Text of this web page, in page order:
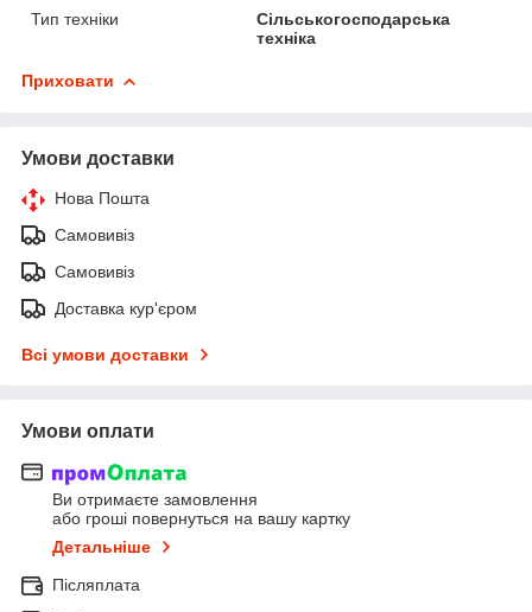
Тип техніки
Сільськогосподарська
техніка
Приховати
Умови доставки
Нова Пошта
Самовивіз
Самовивіз
Доставка кур'єром
Всі умови доставки
Умови оплати
Ви отримаєте замовлення
або гроші повернуться на вашу картку
Детальніше
Післяплата